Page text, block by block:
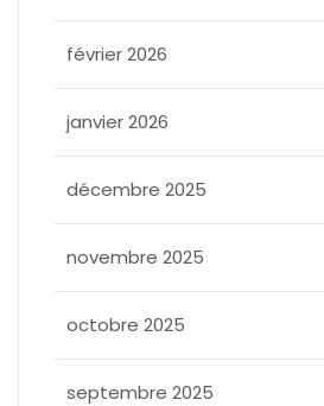
février 2026
janvier 2026
décembre 2025
novembre 2025
octobre 2025
septembre 2025